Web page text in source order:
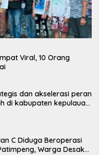
Viral, 10 Orang
dan akselerasi peran
di kabupaten kepulauan
C Diduga Beroperasi
Warga Desak